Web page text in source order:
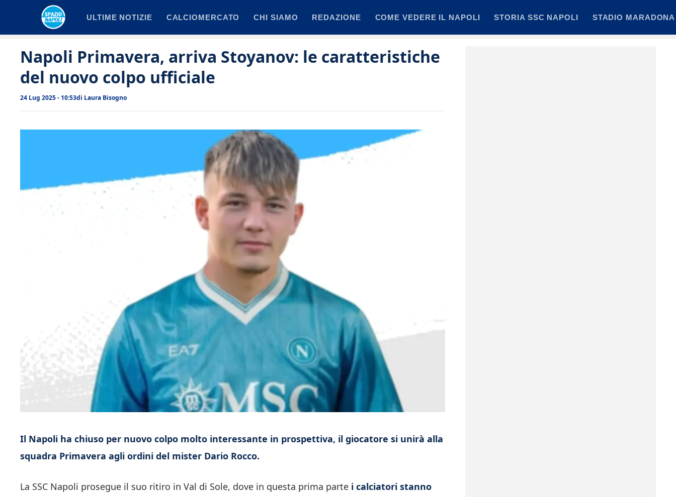
ULTIME NOTIZIE CALCIOMERCATO CHI SIAMO REDAZIONE COME VEDERE IL NAPOLI STORIA SSC NAPOLI STADIO MARADONA
Napoli Primavera, arriva Stoyanov: le caratteristiche
del nuovo colpo ufficiale
24 Lug 2025 - 10:53di Laura Bisogno
Il Napoli ha chiuso per nuovo colpo molto interessante in prospettiva, il giocatore si unirà alla
squadra Primavera agli ordini del mister Dario Rocco.
La SSC Napoli prosegue il suo ritiro in Val di Sole, dove in questa prima parte i calciatori stanno